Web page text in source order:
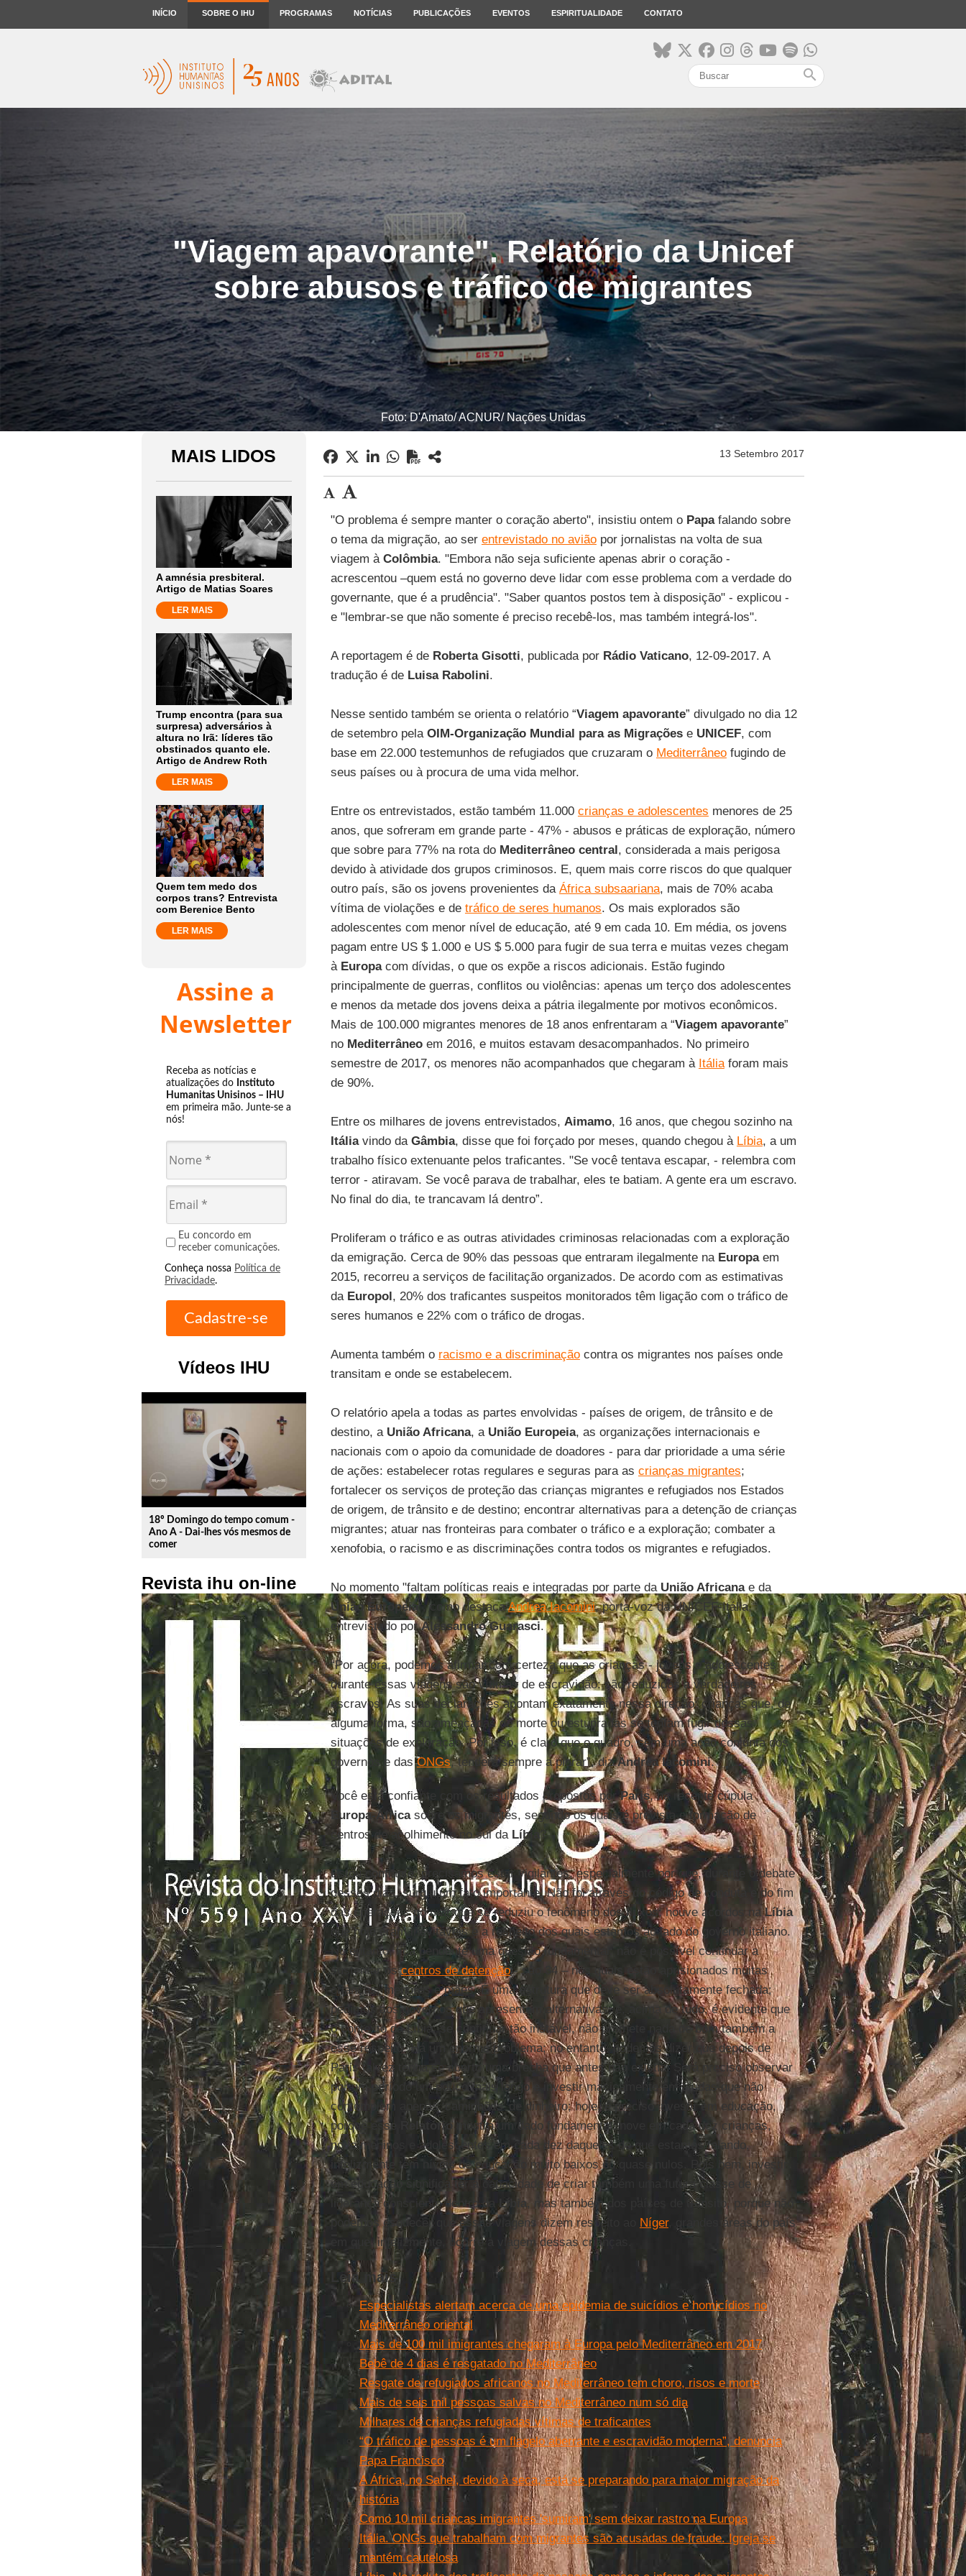
INÍCIO SOBRE O IHU PROGRAMAS NOTÍCIAS PUBLICAÇÕES EVENTOS ESPIRITUALIDADE CONTATO
search
"Viagem apavorante". Relatório da Unicef
sobre abusos e tráfico de migrantes
Foto: D'Amato/ ACNUR/ Nações Unidas
MAIS LIDOS
A amnésia presbiteral.
Artigo de Matias Soares
LER MAIS
Trump encontra (para sua
surpresa) adversários à
altura no Irã: líderes tão
obstinados quanto ele.
Artigo de Andrew Roth
LER MAIS
Quem tem medo dos
corpos trans? Entrevista
com Berenice Bento
LER MAIS
Assine a
Newsletter
Receba as notícias e
atualizações do Instituto
Humanitas Unisinos – IHU
em primeira mão. Junte-se a
nós!
Eu concordo em
receber comunicações.
Conheça nossa Política de
Privacidade.
Vídeos IHU
play_circle_outline
18º Domingo do tempo comum -
Ano A - Dai-lhes vós mesmos de
comer
Revista ihu on-line
13 Setembro 2017
"O problema é sempre manter o coração aberto", insistiu ontem o Papafalando sobre
o tema da migração, ao ser entrevistado no aviãopor jornalistas na volta de sua
viagem à Colômbia. "Embora não seja suficiente apenas abrir o coração -
acrescentou –quem está no governo deve lidar com esse problema com a verdade do
governante, que é a prudência". "Saber quantos postos tem à disposição" - explicou -
e "lembrar-se que não somente é preciso recebê-los, mas também integrá-los".
A reportagem é de Roberta Gisotti, publicada por Rádio Vaticano, 12-09-2017. A
tradução é de Luisa Rabolini.
Nesse sentido também se orienta o relatório “Viagem apavorante” divulgado no dia 12
de setembro pela OIM-Organização Mundial para as Migraçõese UNICEF, com
base em 22.000 testemunhos de refugiados que cruzaram o Mediterrâneofugindo de
seus países ou à procura de uma vida melhor.
Entre os entrevistados, estão também 11.000 crianças e adolescentes menores de 25
anos, que sofreram em grande parte - 47% - abusos e práticas de exploração, número
que sobre para 77% na rota do Mediterrâneo central, considerada a mais perigosa
devido à atividade dos grupos criminosos. E, quem mais corre riscos do que qualquer
outro país, são os jovens provenientes da África subsaariana, mais de 70% acaba
vítima de violações e de tráfico de seres humanos. Os mais explorados são
adolescentes com menor nível de educação, até 9 em cada 10. Em média, os jovens
pagam entre US $ 1.000 e US $ 5.000 para fugir de sua terra e muitas vezes chegam
à Europacom dívidas, o que os expõe a riscos adicionais. Estão fugindo
principalmente de guerras, conflitos ou violências: apenas um terço dos adolescentes
e menos da metade dos jovens deixa a pátria ilegalmente por motivos econômicos.
Mais de 100.000 migrantes menores de 18 anos enfrentaram a “Viagem apavorante”
no Mediterrâneoem 2016, e muitos estavam desacompanhados. No primeiro
semestre de 2017, os menores não acompanhados que chegaram à Itáliaforam mais
de 90%.
Entre os milhares de jovens entrevistados, Aimamo, 16 anos, que chegou sozinho na
Itáliavindo da Gâmbia, disse que foi forçado por meses, quando chegou à Líbia, a um
trabalho físico extenuante pelos traficantes. "Se você tentava escapar, - relembra com
terror - atiravam. Se você parava de trabalhar, eles te batiam. A gente era um escravo.
No final do dia, te trancavam lá dentro”.
Proliferam o tráfico e as outras atividades criminosas relacionadas com a exploração
da emigração. Cerca de 90% das pessoas que entraram ilegalmente na Europaem
2015, recorreu a serviços de facilitação organizados. De acordo com as estimativas
da Europol, 20% dos traficantes suspeitos monitorados têm ligação com o tráfico de
seres humanos e 22% com o tráfico de drogas.
Aumenta também o racismo e a discriminaçãocontra os migrantes nos países onde
transitam e onde se estabelecem.
O relatório apela a todas as partes envolvidas - países de origem, de trânsito e de
destino, a União Africana, a União Europeia, as organizações internacionais e
nacionais com o apoio da comunidade de doadores - para dar prioridade a uma série
de ações: estabelecer rotas regulares e seguras para as crianças migrantes;
fortalecer os serviços de proteção das crianças migrantes e refugiados nos Estados
de origem, de trânsito e de destino; encontrar alternativas para a detenção de crianças
migrantes; atuar nas fronteiras para combater o tráfico e a exploração; combater a
xenofobia, o racismo e as discriminações contra todos os migrantes e refugiados.
No momento "faltam políticas reais e integradas por parte da União Africanae da
União Europeia", como destacaAndrea Iacomini, porta-voz da UNICEF-Itália,
entrevistado porAlessandro Guarasci.
“Por agora, podemos afirmar com certeza que as crianças - jovens e adolescentes -
durante essas viagens são vítimas de escravidão: são reduzidos a verdadeiros
escravos. As suas declarações apontam exatamente nessa direção: crianças que, de
alguma forma, são ameaçadas de morte ou estupradas se tentam fugir dessas
situações de exploração. Por isso, é claro que o quadro, sem uma ação conjunta dos
governos e dasONGs, tenderá sempre a piorar”, dizAndrea Iacomini.
Você está confiante com os resultados propostos porParis, na recente cúpula
Europa-Áfricasobre os migrantes, segundo os quais é prevista e formação de
centros de acolhimento no sul da Líbia ?
Estou confiante; precisamos estar vigilantes, especialmente por que, durante o debate
desses dias, surgiu um fato importante. Não foi através do código de conduta e do fim
das operações no mar que se reduziu o fenômeno dos fluxos; houve acordos naLíbia
que hoje eram inevitáveis e a respeito dos quais estamos ao lado do governo italiano.
No entanto, fica pendente uma questão fundamental: não é possível continuar a
sustentar oscentros de detenção- são 34 – nos quais estão aprisionados muitas
crianças, menores e mães. É uma estrutura que deve ser absolutamente fechada;
pedimos aos governos que apresentem alternativas; e, acima de tudo, é evidente que
o contexto da Líbia, se continuar tão instável, não promete nada de bom também a
esse respeito. Há um enorme problema; no entanto, podemos dizer que depois de
Paris talvez tenha se aberto uma brecha que antes não existia. Será preciso observar
por um período um pouco mais longo e investir maciçamente em ajudas que não
contemplem apenas ‘caminhões’ de dinheiro; hoje, é preciso investir em educação,
porque esse
Relatóriomostra um dado fundamental: nove em cada dez crianças,
nove meninos e adolescentes em cada dez daqueles de que estamos falando,
infelizmente têm níveis de educação muito baixos ou quase nulos. Pois bem, investir
em educação significa ter a capacidade de criar também uma futura classe de
liderança consciente dentro da
Líbia, mas também dos países de trânsito, porque não
podemos esquecer que essas viagens dizem respeito ao Níger, grandes áreas do país
em que, infelizmente, ocorre a viagem dessas crianças.
Leia mais
Especialistas alertam acerca de uma epidemia de suicídios e homicídios no
Mediterrâneo oriental
Mais de 100 mil imigrantes chegaram à Europa pelo Mediterrâneo em 2017
Bebê de 4 dias é resgatado no Mediterrâneo
Resgate de refugiados africanos no Mediterrâneo tem choro, risos e morte
Mais de seis mil pessoas salvas no Mediterrâneo num só dia
Milhares de crianças refugiadas vítimas de traficantes
“O tráfico de pessoas é um flagelo aberrante e escravidão moderna”, denuncia
Papa Francisco
A África, no Sahel, devido à seca, está se preparando para maior migração da
história
Como 10 mil criancas imigrantes 'sumiram' sem deixar rastro na Europa
Itália. ONGs que trabalham com migrantes são acusadas de fraude. Igreja se
mantém cautelosa